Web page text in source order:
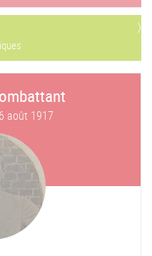
août 1917